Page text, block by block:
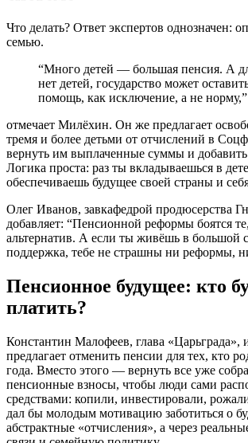
Что делать? Ответ экспертов однозначен:
семью.
“Много детей — большая пенсия. А
нет детей, государство может
помощь, как исключение, а не
отмечает Милёхин. Он же предлагает
тремя и более детьми от отчислений в
вернуть им выплаченные суммы и добавить
Логика проста: раз ты вкладываешься в
обеспечиваешь будущее своей страны и
Олег Иванов, завкафедрой продюсерства
добавляет: “Пенсионной реформы боятся
альтернатив. А если ты живёшь в большой
поддержка, тебе не страшны ни реформы,
Пенсионное будущее: кто
платить?
Константин Малофеев, глава «Царьграда»,
предлагает отменить пенсии для тех, кто
года. Вместо этого — вернуть все уже
пенсионные взносы, чтобы люди сами
средствами: копили, инвестировали,
дал бы молодым мотивацию заботиться о
абстрактные «отчисления», а через